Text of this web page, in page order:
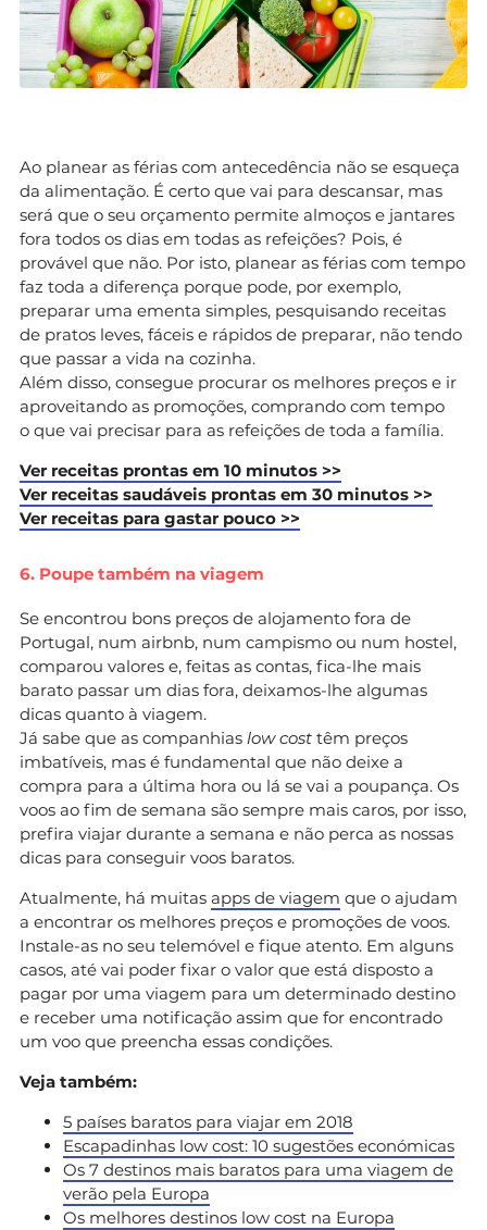
Ao planear as férias com antecedência não se esqueça
da alimentação. É certo que vai para descansar, mas
será que o seu orçamento permite almoços e jantares
fora todos os dias em todas as refeições? Pois, é
provável que não. Por isto, planear as férias com tempo
faz toda a diferença porque pode, por exemplo,
preparar uma ementa simples, pesquisando receitas
de pratos leves, fáceis e rápidos de preparar, não tendo
que passar a vida na cozinha.
Além disso, consegue procurar os melhores preços e ir
aproveitando as promoções, comprando com tempo
o que vai precisar para as refeições de toda a família.
Ver receitas prontas em 10 minutos >>
Ver receitas saudáveis prontas em 30 minutos >>
Ver receitas para gastar pouco >>
6. Poupe também na viagem
Se encontrou bons preços de alojamento fora de
Portugal, num airbnb, num campismo ou num hostel,
comparou valores e, feitas as contas, fica-lhe mais
barato passar um dias fora, deixamos-lhe algumas
dicas quanto à viagem.
Já sabe que as companhias low cost têm preços
imbatíveis, mas é fundamental que não deixe a
compra para a última hora ou lá se vai a poupança. Os
voos ao fim de semana são sempre mais caros, por isso,
prefira viajar durante a semana e não perca as nossas
dicas para conseguir voos baratos.
Atualmente, há muitas apps de viagem que o ajudam
a encontrar os melhores preços e promoções de voos.
Instale-as no seu telemóvel e fique atento. Em alguns
casos, até vai poder fixar o valor que está disposto a
pagar por uma viagem para um determinado destino
e receber uma notificação assim que for encontrado
um voo que preencha essas condições.
Veja também:
5 países baratos para viajar em 2018
Escapadinhas low cost: 10 sugestões económicas
Os 7 destinos mais baratos para uma viagem de
verão pela Europa
Os melhores destinos low cost na Europa